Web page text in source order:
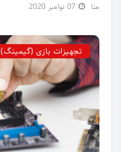
منا 07 نوامبر 2020
تجهیزات بازی (گیمینگ)